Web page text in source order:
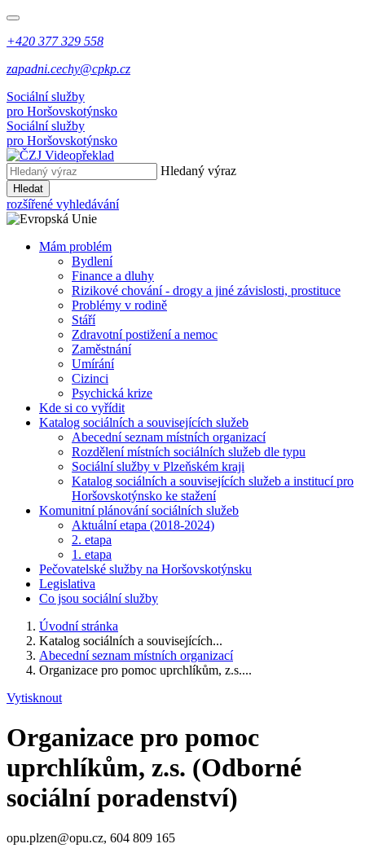
+420 377 329 558
zapadni.cechy@cpkp.cz
Sociální služby
pro Horšovskotýnsko
Sociální služby
pro Horšovskotýnsko
Hledaný výraz
Hledat
rozšířené vyhledávání
Mám problém
Bydlení
Finance a dluhy
Rizikové chování - drogy a jiné závislosti, prostituce
Problémy v rodině
Stáří
Zdravotní postižení a nemoc
Zaměstnání
Umírání
Cizinci
Psychická krize
Kde si co vyřídit
Katalog sociálních a souvisejících služeb
Abecední seznam místních organizací
Rozdělení místních sociálních služeb dle typu
Sociální služby v Plzeňském kraji
Katalog sociálních a souvisejících služeb a institucí pro
Horšovskotýnsko ke stažení
Komunitní plánování sociálních služeb
Aktuální etapa (2018-2024)
2. etapa
1. etapa
Pečovatelské služby na Horšovskotýnsku
Legislativa
Co jsou sociální služby
Úvodní stránka
Katalog sociálních a souvisejících...
Abecední seznam místních organizací
Organizace pro pomoc uprchlíkům, z.s....
Vytisknout
Organizace pro pomoc
uprchlíkům, z.s. (Odborné
sociální poradenství)
opu.plzen@opu.cz, 604 809 165